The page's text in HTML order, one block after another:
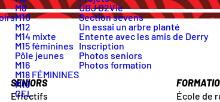
M8
M10
M12
M14 mixte
M15 féminines
Pôle jeunes
M16
M18 FÉMININES
M19
CEL
UBJ O2Vie
Section sevens
Un essai un arbre planté
Entente avec les amis de Derry
Inscription
Photos seniors
Photos formation
SENIORS
Effectifs
École de